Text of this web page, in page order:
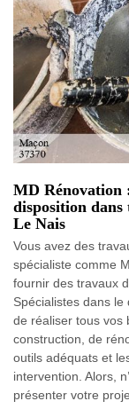
MD Rénovation
disposition
Le Nais
Vous avez des
spécialiste comme
fournir des travaux
Spécialistes dans
de réaliser tous vos
construction, de
outils adéquats et
intervention. Alors,
présenter votre